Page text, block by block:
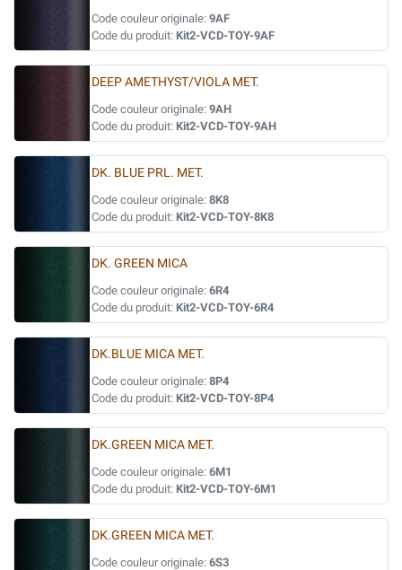
Code couleur originale: 9AF
Code du produit: Kit2-VCD-TOY-9AF
DEEP AMETHYST/VIOLA MET.
Code couleur originale: 9AH
Code du produit: Kit2-VCD-TOY-9AH
DK. BLUE PRL. MET.
Code couleur originale: 8K8
Code du produit: Kit2-VCD-TOY-8K8
DK. GREEN MICA
Code couleur originale: 6R4
Code du produit: Kit2-VCD-TOY-6R4
DK.BLUE MICA MET.
Code couleur originale: 8P4
Code du produit: Kit2-VCD-TOY-8P4
DK.GREEN MICA MET.
Code couleur originale: 6M1
Code du produit: Kit2-VCD-TOY-6M1
DK.GREEN MICA MET.
Code couleur originale: 6S3